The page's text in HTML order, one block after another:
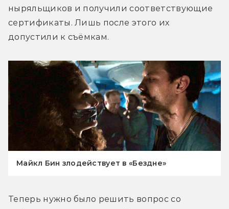
ныряльщиков и получили соответствующие
сертификаты. Лишь после этого их
допустили к съёмкам.
Майкл Бин злодействует в «Бездне»
Теперь нужно было решить вопрос со